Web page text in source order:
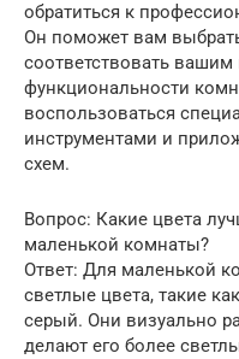
обратиться к
Он поможет вам
соответствовать
функциональности
воспользоваться
инструментами и
схем.
Вопрос: Какие цвета
маленькой комнаты?
Ответ: Для маленькой
светлые цвета, такие
серый. Они визуально
делают его более